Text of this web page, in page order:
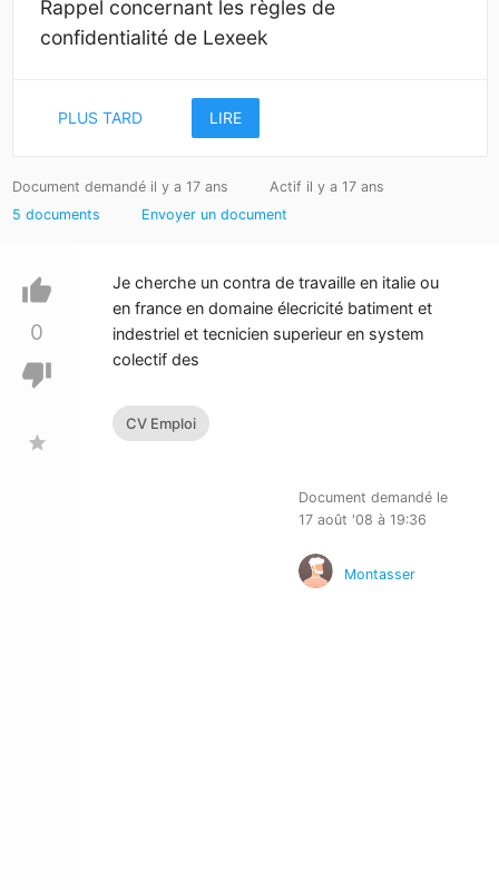
Rappel concernant les règles de
confidentialité de Lexeek
PLUS TARD LIRE
Document demandé il y a 17 ans
Actif il y a 17 ans
5 documents
Envoyer un document
thumb_up
0
thumb_down
star
Je cherche un contra de travaille en italie ou
en france en domaine élecricité batiment et
indestriel et tecnicien superieur en system
colectif des
CV Emploi
Document demandé le
17 août '08 à 19:36
Montasser